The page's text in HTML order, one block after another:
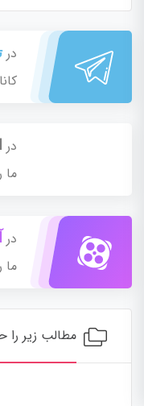
در
در
ما
در
ما
مطالب زیر را